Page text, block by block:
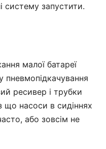
систему запустити.
малої батареї
пневмопідкачування
ресивер і трубки
що насоси в сидіннях
або зовсім не